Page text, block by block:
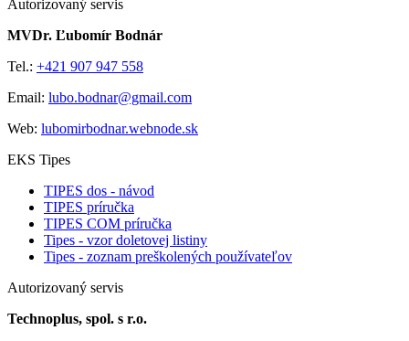
Autorizovaný servis
MVDr. Ľubomír Bodnár
Tel.: +421 907 947 558
Email: lubo.bodnar@gmail.com
Web: lubomirbodnar.webnode.sk
EKS Tipes
TIPES dos - návod
TIPES príručka
TIPES COM príručka
Tipes - vzor doletovej listiny
Tipes - zoznam preškolených používateľov
Autorizovaný servis
Technoplus, spol. s r.o.